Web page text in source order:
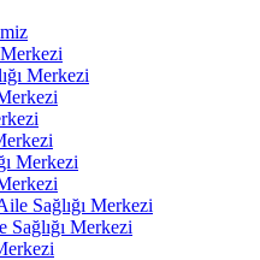
Merkezi
Merkezi
Sağlığı Merkezi
Merkezi